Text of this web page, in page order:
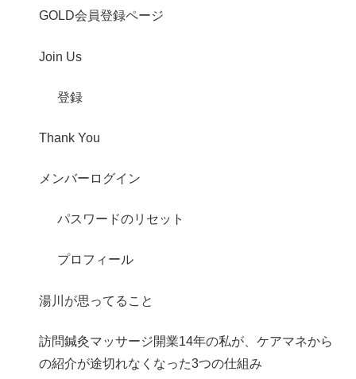
GOLD会員登録ページ
Join Us
登録
Thank You
メンバーログイン
パスワードのリセット
プロフィール
湯川が思ってること
訪問鍼灸マッサージ開業14年の私が、ケアマネから
の紹介が途切れなくなった3つの仕組み